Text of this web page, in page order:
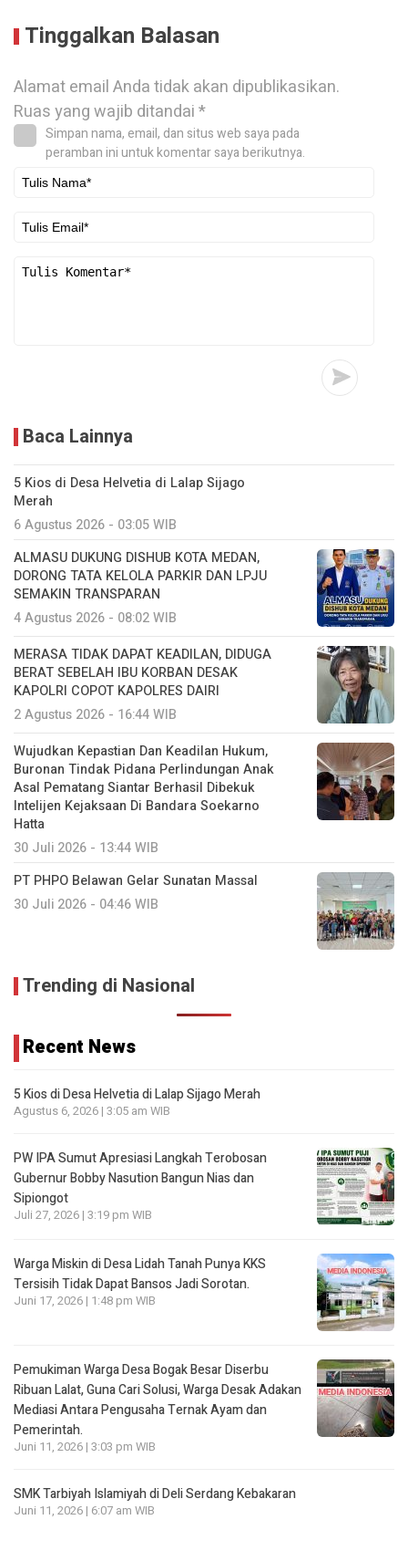
Tinggalkan Balasan
Alamat email Anda tidak akan dipublikasikan.
Ruas yang wajib ditandai*
Simpan nama, email, dan situs web saya pada
peramban ini untuk komentar saya berikutnya.
Baca Lainnya
5 Kios di Desa Helvetia di Lalap Sijago
Merah
6 Agustus 2026 - 03:05 WIB
ALMASU DUKUNG DISHUB KOTA MEDAN,
DORONG TATA KELOLA PARKIR DAN LPJU
SEMAKIN TRANSPARAN
4 Agustus 2026 - 08:02 WIB
MERASA TIDAK DAPAT KEADILAN, DIDUGA
BERAT SEBELAH IBU KORBAN DESAK
KAPOLRI COPOT KAPOLRES DAIRI
2 Agustus 2026 - 16:44 WIB
Wujudkan Kepastian Dan Keadilan Hukum,
Buronan Tindak Pidana Perlindungan Anak
Asal Pematang Siantar Berhasil Dibekuk
Intelijen Kejaksaan Di Bandara Soekarno
Hatta
30 Juli 2026 - 13:44 WIB
PT PHPO Belawan Gelar Sunatan Massal
30 Juli 2026 - 04:46 WIB
Trending di Nasional
Recent News
5 Kios di Desa Helvetia di Lalap Sijago Merah
Agustus 6, 2026 | 3:05 am WIB
PW IPA Sumut Apresiasi Langkah Terobosan
Gubernur Bobby Nasution Bangun Nias dan
Sipiongot
Juli 27, 2026 | 3:19 pm WIB
Warga Miskin di Desa Lidah Tanah Punya KKS
Tersisih Tidak Dapat Bansos Jadi Sorotan.
Juni 17, 2026 | 1:48 pm WIB
Pemukiman Warga Desa Bogak Besar Diserbu
Ribuan Lalat, Guna Cari Solusi, Warga Desak Adakan
Mediasi Antara Pengusaha Ternak Ayam dan
Pemerintah.
Juni 11, 2026 | 3:03 pm WIB
SMK Tarbiyah Islamiyah di Deli Serdang Kebakaran
Juni 11, 2026 | 6:07 am WIB